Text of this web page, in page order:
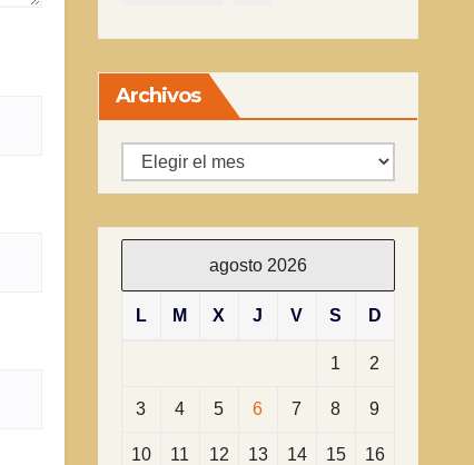
Archivos
Archivos
agosto 2026
L M X J V S D
1 2
3 4 5 6 7 8 9
10 11 12 13 14 15 16